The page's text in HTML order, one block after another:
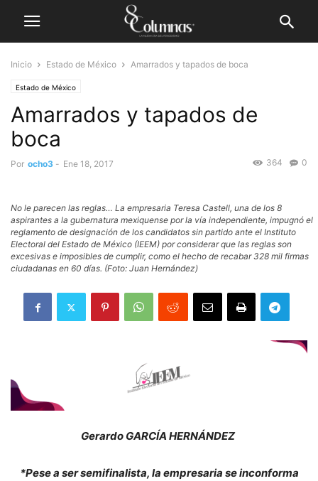
Inicio Estado de México Amarrados y tapados de boca
Estado de México
Amarrados y tapados de
boca
Por ocho3 - Ene 18, 2017 0
364
No le parecen las reglas… La empresaria Teresa Castell, una de los 8
aspirantes a la gubernatura mexiquense por la vía independiente, impugnó el
reglamento de designación de los candidatos sin partido ante el Instituto
Electoral del Estado de México (IEEM) por considerar que las reglas son
excesivas e imposibles de cumplir, como el hecho de recabar 328 mil firmas
ciudadanas en 60 días. (Foto: Juan Hernández)
Gerardo GARCÍA HERNÁNDEZ
*Pese a ser semifinalista, la empresaria se inconforma